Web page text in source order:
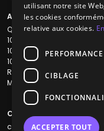
A propos
Qui sommes-nous ?
1001Salles
1001Salles PRO
1001Traiteurs
Reserverunbar
MP2
Contacts
contact@1001dj.com
utilisant notre site
les cookies
relative aux cookies.
PERFORMANCE
CIBLAGE
ACCEPTER TOUT